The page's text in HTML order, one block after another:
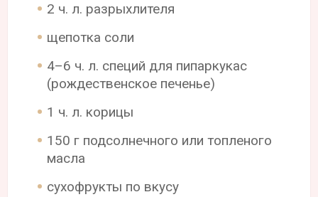
2 ч. л. разрыхлителя
щепотка соли
4–6 ч. л. специй для пипаркукас
(рождественское печенье)
1 ч. л. корицы
150 г подсолнечного или топленого
масла
сухофрукты по вкусу